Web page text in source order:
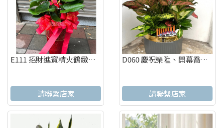
E111 招財進寶精火鶴緻盆 喬遷之喜 榮陞誌喜盆栽
請聯繫店家
D060 慶祝榮陞、開幕喬遷、參展成功、招財進寶盆栽
請聯繫店家